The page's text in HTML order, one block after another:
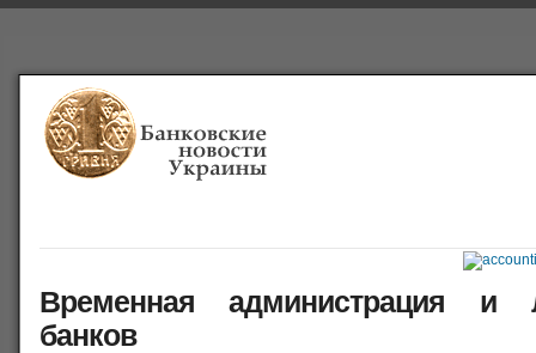
Временная администрация и
банков